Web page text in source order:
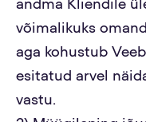
andma Kliendile
võimalikuks
aga kohustub
esitatud arvel
vastu.